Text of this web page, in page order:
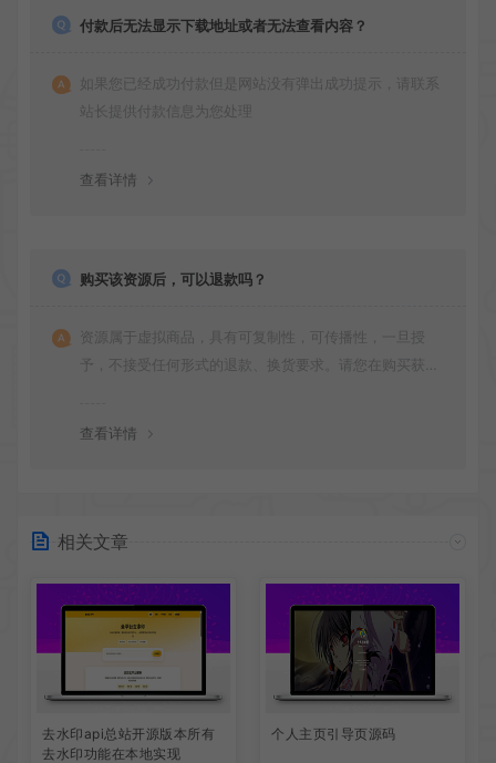
付款后无法显示下载地址或者无法查看内容？
如果您已经成功付款但是网站没有弹出成功提示，请联系
站长提供付款信息为您处理
查看详情
购买该资源后，可以退款吗？
资源属于虚拟商品，具有可复制性，可传播性，一旦授
予，不接受任何形式的退款、换货要求。请您在购买获取
查看详情
相关文章
去水印api总站开源版本所有
去水印功能在本地实现
个人主页引导页源码